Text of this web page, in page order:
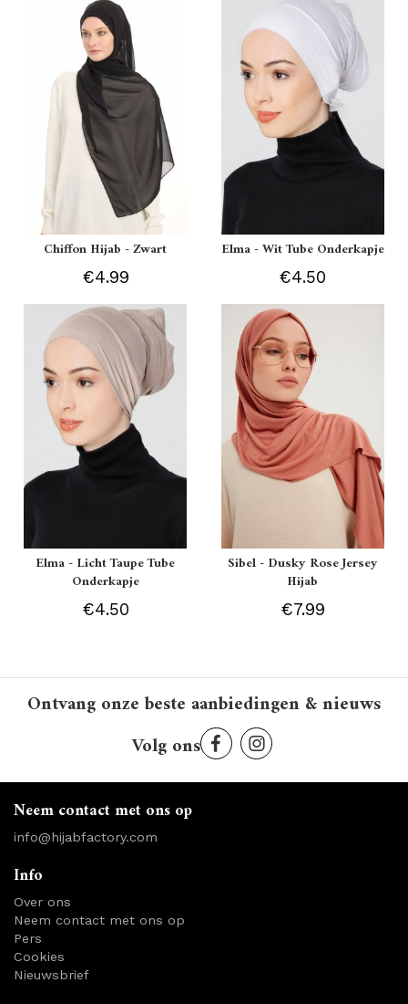
Chiffon Hijab - Zwart
€4.99
Elma - Wit Tube Onderkapje
€4.50
Elma - Licht Taupe Tube
Onderkapje
€4.50
Sibel - Dusky Rose Jersey
Hijab
€7.99
Ontvang onze beste aanbiedingen & nieuws
Volg ons
Neem contact met ons op
info@hijabfactory.com
Info
Over ons
Neem contact met ons op
Pers
Cookies
Nieuwsbrief